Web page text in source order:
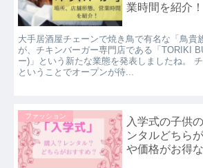
業時間を紹介！
大手居酒屋チェーンで焼き鳥で有名な「鳥貴
が、チキンバーガー専門店である「TORIKI
ー)」という新たな業態を発表しましたね。
ということでオープンが待...
ファッション
入学式の子供
ンタルどちら
や価格がお得